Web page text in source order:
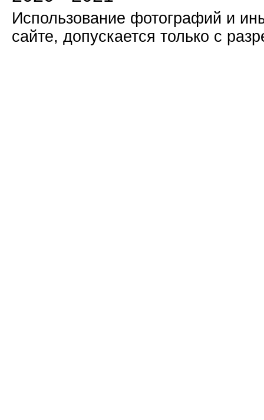
Использование фотографий и
сайте, допускается только с